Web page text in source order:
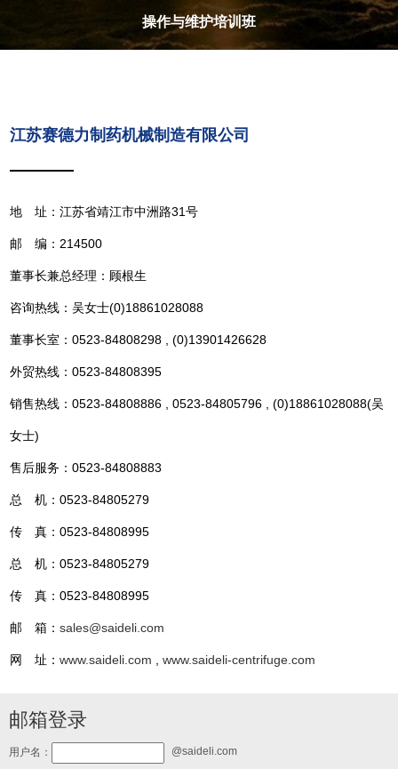
操作与维护培训班
江苏赛德力制药机械制造有限公司
地 址：江苏省靖江市中洲路31号
邮 编：214500
董事长兼总经理：顾根生
咨询热线：吴女士(0)18861028088
董事长室：0523-84808298 , (0)13901426628
外贸热线：0523-84808395
销售热线：0523-84808886 , 0523-84805796 , (0)18861028088(吴
女士)
售后服务：0523-84808883
总 机：0523-84805279
传 真：0523-84808995
总 机：0523-84805279
传 真：0523-84808995
邮 箱：sales@saideli.com
网 址：www.saideli.com ,www.saideli-centrifuge.com
邮箱登录
用户名： @saideli.com